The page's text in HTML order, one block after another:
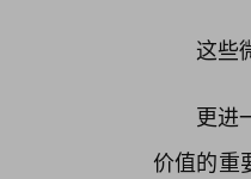
这些
更进
价值的重